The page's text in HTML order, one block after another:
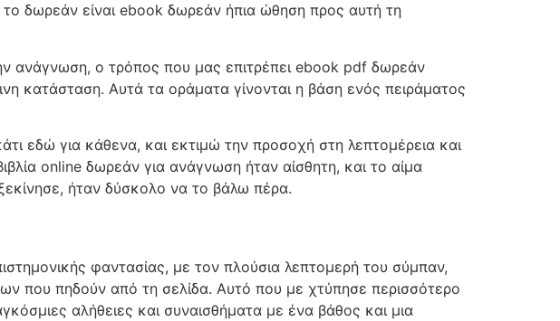
δωρεάν είναι ebook δωρεάν ήπια ώθηση προς αυτή τη
ανάγνωση, ο τρόπος που μας επιτρέπει ebook pdf δωρεάν
κατάσταση. Αυτά τα οράματα γίνονται η βάση ενός πειράματος
εδώ για κάθενα, και εκτιμώ την προσοχή στη λεπτομέρεια και
online δωρεάν για ανάγνωση ήταν αίσθητη, και το αίμα
ήταν δύσκολο να το βάλω πέρα.
φαντασίας, με τον πλούσια λεπτομερή του σύμπαν,
που πηδούν από τη σελίδα. Αυτό που με χτύπησε περισσότερο
αλήθειες και συναισθήματα με ένα βάθος και μια